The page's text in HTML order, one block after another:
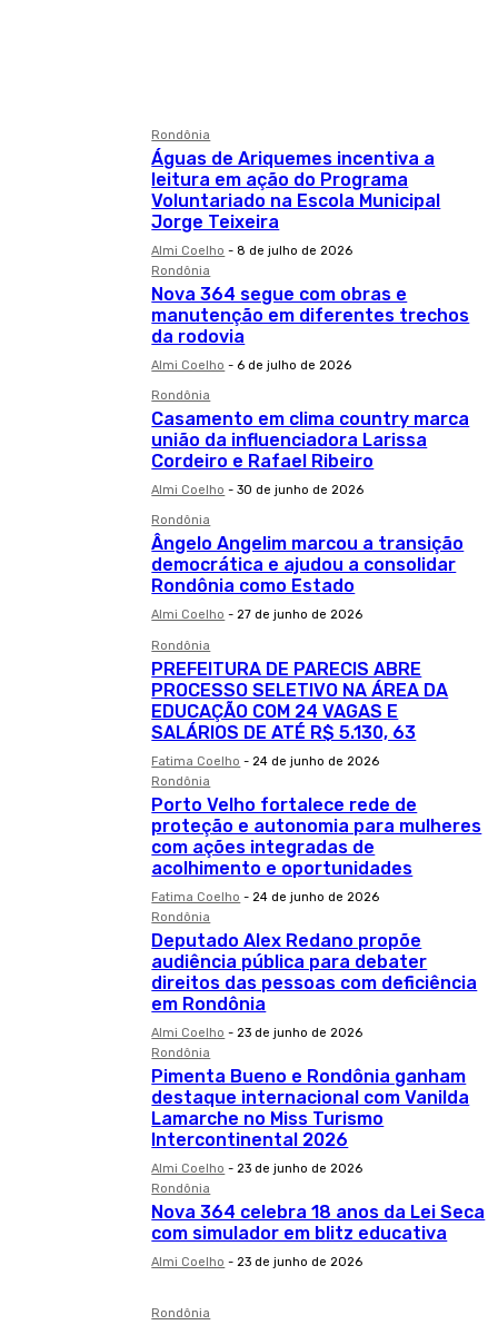
Rondônia
Águas de Ariquemes incentiva a
leitura em ação do Programa
Voluntariado na Escola Municipal
Jorge Teixeira
Almi Coelho - 8 de julho de 2026
Rondônia
Nova 364 segue com obras e
manutenção em diferentes trechos
da rodovia
Almi Coelho - 6 de julho de 2026
Rondônia
Casamento em clima country marca
união da influenciadora Larissa
Cordeiro e Rafael Ribeiro
Almi Coelho - 30 de junho de 2026
Rondônia
Ângelo Angelim marcou a transição
democrática e ajudou a consolidar
Rondônia como Estado
Almi Coelho - 27 de junho de 2026
Rondônia
PREFEITURA DE PARECIS ABRE
PROCESSO SELETIVO NA ÁREA DA
EDUCAÇÃO COM 24 VAGAS E
SALÁRIOS DE ATÉ R$ 5.130, 63
Fatima Coelho - 24 de junho de 2026
Rondônia
Porto Velho fortalece rede de
proteção e autonomia para mulheres
com ações integradas de
acolhimento e oportunidades
Fatima Coelho - 24 de junho de 2026
Rondônia
Deputado Alex Redano propõe
audiência pública para debater
direitos das pessoas com deficiência
em Rondônia
Almi Coelho - 23 de junho de 2026
Rondônia
Pimenta Bueno e Rondônia ganham
destaque internacional com Vanilda
Lamarche no Miss Turismo
Intercontinental 2026
Almi Coelho - 23 de junho de 2026
Rondônia
Nova 364 celebra 18 anos da Lei Seca
com simulador em blitz educativa
Almi Coelho - 23 de junho de 2026
Rondônia